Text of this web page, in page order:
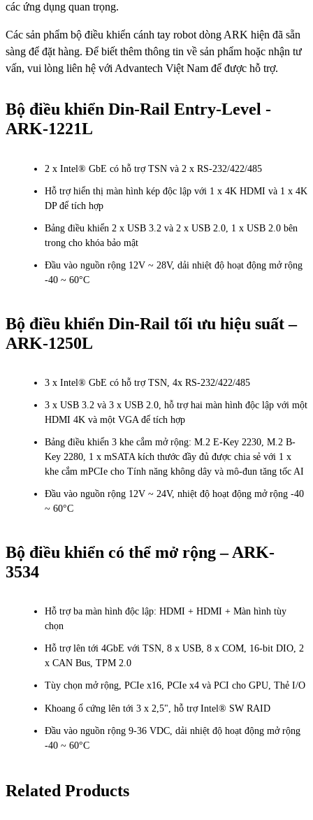
các ứng dụng quan trọng.
Các sản phẩm bộ điều khiển cánh tay robot dòng ARK hiện đã sẵn
sàng để đặt hàng. Để biết thêm thông tin về sản phẩm hoặc nhận tư
vấn, vui lòng liên hệ với Advantech Việt Nam để được hỗ trợ.
Bộ điều khiển Din-Rail Entry-Level -
ARK-1221L
2 x Intel® GbE có hỗ trợ TSN và 2 x RS-232/422/485
Hỗ trợ hiển thị màn hình kép độc lập với 1 x 4K HDMI và 1 x 4K
DP để tích hợp
Bảng điều khiển 2 x USB 3.2 và 2 x USB 2.0, 1 x USB 2.0 bên
trong cho khóa bảo mật
Đầu vào nguồn rộng 12V ~ 28V, dải nhiệt độ hoạt động mở rộng
-40 ~ 60°C
Bộ điều khiển Din-Rail tối ưu hiệu suất –
ARK-1250L
3 x Intel® GbE có hỗ trợ TSN, 4x RS-232/422/485
3 x USB 3.2 và 3 x USB 2.0, hỗ trợ hai màn hình độc lập với một
HDMI 4K và một VGA để tích hợp
Bảng điều khiển 3 khe cắm mở rộng: M.2 E-Key 2230, M.2 B-
Key 2280, 1 x mSATA kích thước đầy đủ được chia sẻ với 1 x
khe cắm mPCIe cho Tính năng không dây và mô-đun tăng tốc AI
Đầu vào nguồn rộng 12V ~ 24V, nhiệt độ hoạt động mở rộng -40
~ 60°C
Bộ điều khiển có thể mở rộng – ARK-
3534
Hỗ trợ ba màn hình độc lập: HDMI + HDMI + Màn hình tùy
chọn
Hỗ trợ lên tới 4GbE với TSN, 8 x USB, 8 x COM, 16-bit DIO, 2
x CAN Bus, TPM 2.0
Tùy chọn mở rộng, PCIe x16, PCIe x4 và PCI cho GPU, Thẻ I/O
Khoang ổ cứng lên tới 3 x 2,5", hỗ trợ Intel® SW RAID
Đầu vào nguồn rộng 9-36 VDC, dải nhiệt độ hoạt động mở rộng
-40 ~ 60°C
Related Products